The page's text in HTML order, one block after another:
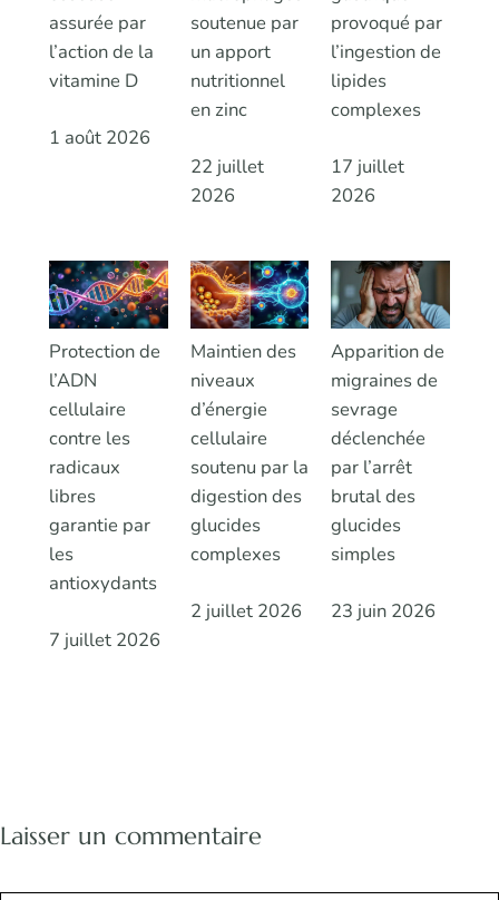
assurée par
l’action de la
vitamine D
1 août 2026
soutenue par
un apport
nutritionnel
en zinc
22 juillet
2026
provoqué par
l’ingestion de
lipides
complexes
17 juillet
2026
Protection de
l’ADN
cellulaire
contre les
radicaux
libres
garantie par
les
antioxydants
7 juillet 2026
Maintien des
niveaux
d’énergie
cellulaire
soutenu par la
digestion des
glucides
complexes
2 juillet 2026
Apparition de
migraines de
sevrage
déclenchée
par l’arrêt
brutal des
glucides
simples
23 juin 2026
Laisser un commentaire